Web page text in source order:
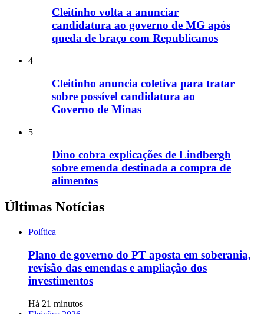
Cleitinho volta a anunciar
candidatura ao governo de MG após
queda de braço com Republicanos
4
Cleitinho anuncia coletiva para tratar
sobre possível candidatura ao
Governo de Minas
5
Dino cobra explicações de Lindbergh
sobre emenda destinada a compra de
alimentos
Últimas Notícias
Política
Plano de governo do PT aposta em soberania,
revisão das emendas e ampliação dos
investimentos
Há 21 minutos